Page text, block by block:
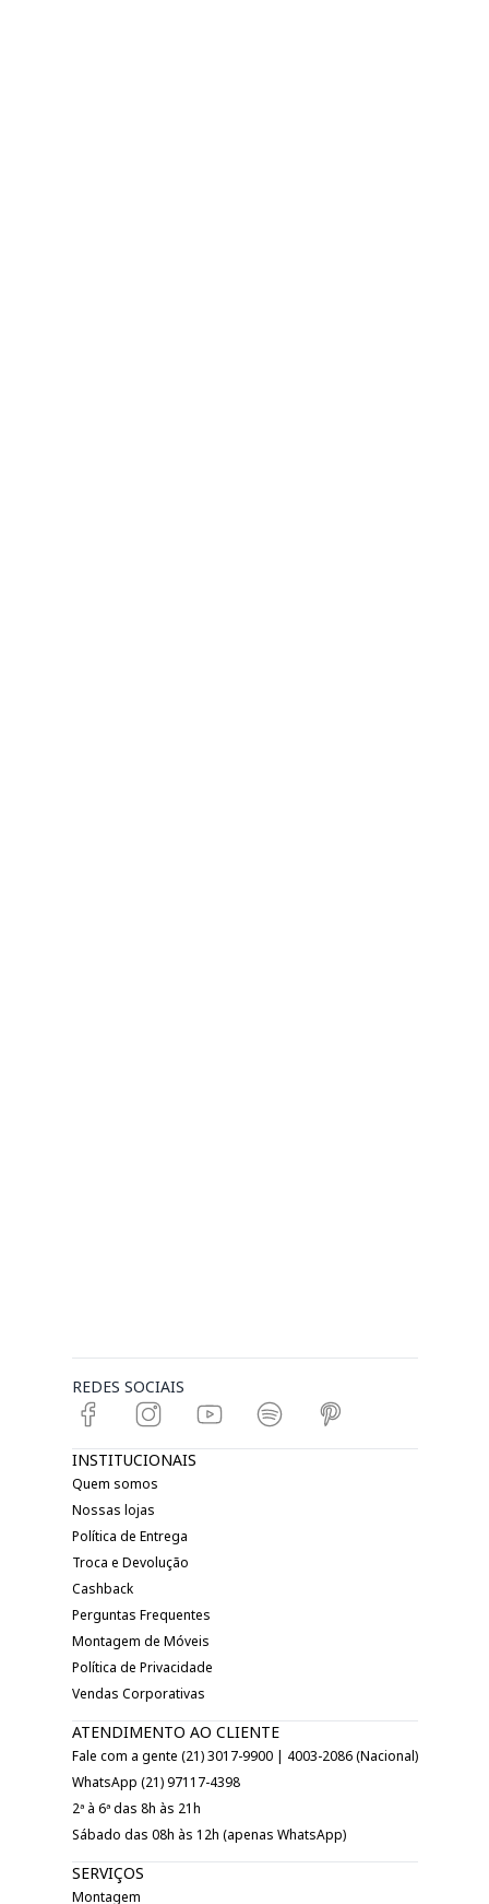
REDES SOCIAIS
INSTITUCIONAIS
Quem somos
Nossas lojas
Política de Entrega
Troca e Devolução
Cashback
Perguntas Frequentes
Montagem de Móveis
Política de Privacidade
Vendas Corporativas
ATENDIMENTO AO CLIENTE
Fale com a gente (21) 3017-9900 | 4003-2086 (Nacional)
WhatsApp (21) 97117-4398
2ª à 6ª das 8h às 21h
Sábado das 08h às 12h (apenas WhatsApp)
SERVIÇOS
Montagem